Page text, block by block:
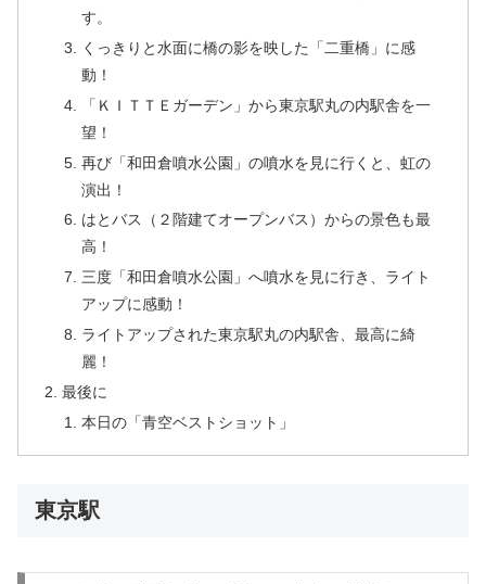
す。
くっきりと水面に橋の影を映した「二重橋」に感
動！
「ＫＩＴＴＥガーデン」から東京駅丸の内駅舎を一
望！
再び「和田倉噴水公園」の噴水を見に行くと、虹の
演出！
はとバス（２階建てオープンバス）からの景色も最
高！
三度「和田倉噴水公園」へ噴水を見に行き、ライト
アップに感動！
ライトアップされた東京駅丸の内駅舎、最高に綺
麗！
最後に
本日の「青空ベストショット」
東京駅